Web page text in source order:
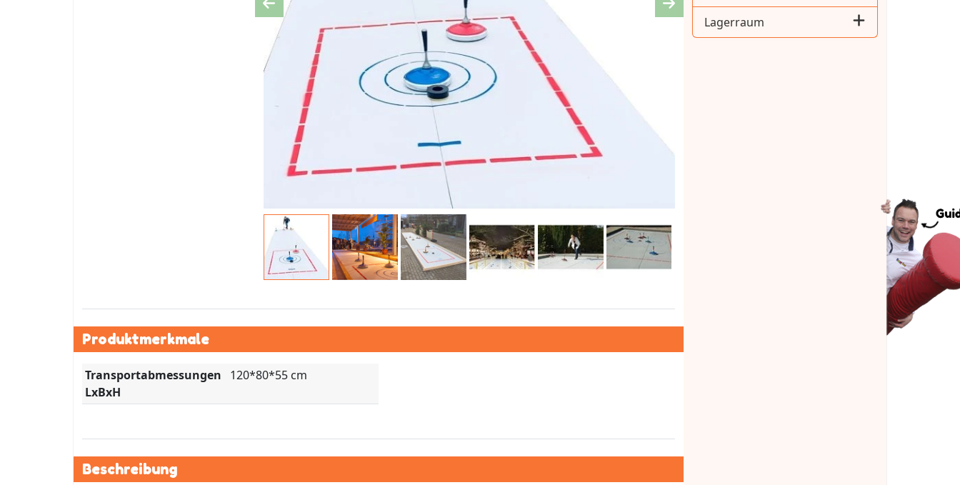
Lagerraum
Previous Next
Produktmerkmale
Transportabmessungen
LxBxH
120*80*55 cm
Beschreibung